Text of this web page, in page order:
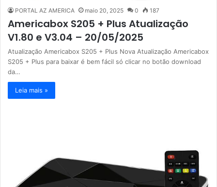
PORTAL AZ AMERICA maio 20, 2025 0 187
Americabox S205 + Plus Atualização
V1.80 e V3.04 – 20/05/2025
Atualização Americabox S205 + Plus Nova Atualização Americabox
S205 + Plus para baixar é bem fácil só clicar no botão download
da…
Leia mais »